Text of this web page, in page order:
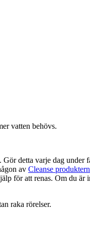
vatten behövs.
detta varje dag under
av Cleanse
för att renas. Om du är
raka rörelser.